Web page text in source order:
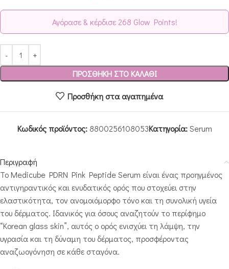
Αγόρασε & κέρδισε 268 Glow Points!
ΠΡΟΣΘΉΚΗ ΣΤΟ ΚΑΛΆΘΙ
Προσθήκη στα αγαπημένα
Κωδικός προϊόντος: 8800256108053Κατηγορία: Serum
Περιγραφή
Το Medicube PDRN Pink Peptide Serum είναι ένας προηγμένος
αντιγηραντικός και ενυδατικός ορός που στοχεύει στην
ελαστικότητα, τον ανομοιόμορφο τόνο και τη συνολική υγεία
του δέρματος. Ιδανικός για όσους αναζητούν το περίφημο
“Korean glass skin”, αυτός ο ορός ενισχύει τη λάμψη, την
υγρασία και τη δύναμη του δέρματος, προσφέροντας
αναζωογόνηση σε κάθε σταγόνα.